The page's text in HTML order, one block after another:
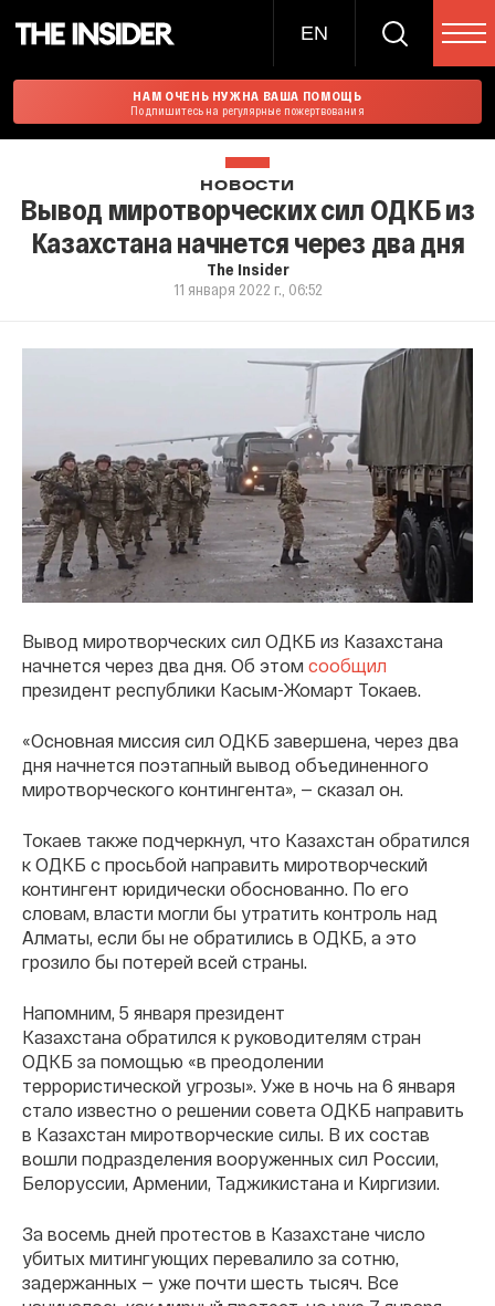
EN
НАМ ОЧЕНЬ НУЖНА ВАША ПОМОЩЬ
Подпишитесь на регулярные пожертвования
НОВОСТИ
Вывод миротворческих сил ОДКБ из
Казахстана начнется через два дня
The Insider
11 января 2022 г., 06:52
Вывод миротворческих сил ОДКБ из Казахстана
начнется через два дня. Об этом сообщил
президент республики Касым-Жомарт Токаев.
«Основная миссия сил ОДКБ завершена, через два
дня начнется поэтапный вывод объединенного
миротворческого контингента», — сказал он.
Токаев также подчеркнул, что Казахстан обратился
к ОДКБ с просьбой направить миротворческий
контингент юридически обоснованно. По его
словам, власти могли бы утратить контроль над
Алматы, если бы не обратились в ОДКБ, а это
грозило бы потерей всей страны.
Напомним, 5 января президент
Казахстана обратился к руководителям стран
ОДКБ за помощью «в преодолении
террористической угрозы». Уже в ночь на 6 января
стало известно о решении совета ОДКБ направить
в Казахстан миротворческие силы. В их состав
вошли подразделения вооруженных сил России,
Белоруссии, Армении, Таджикистана и Киргизии.
За восемь дней протестов в Казахстане число
убитых митингующих перевалило за сотню,
задержанных — уже почти шесть тысяч. Все